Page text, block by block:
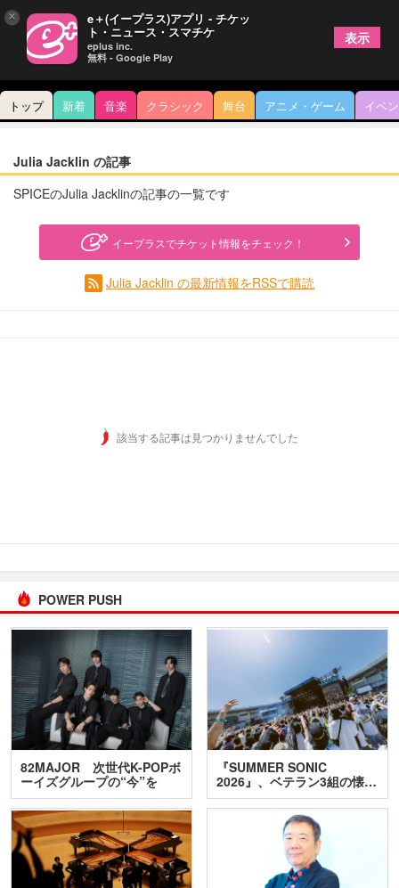
トップ 新着 音楽 クラシック 舞台 アニメ・ゲーム イベ
Julia Jacklin の記事
SPICEのJulia Jacklinの記事の一覧です
イープラスでチケット情報をチェック！
Julia Jacklin の最新情報をRSSで購読
該当する記事は見つかりませんでした
POWER PUSH
82MAJOR 次世代K-POPボ
ーイズグループの“今”を
訊…
『SUMMER SONIC
2026』、ベテラン3組の懐…
× e＋(イープラス)アプリ - チケッ
ト・ニュース・スマチケ
eplus inc.
無料 - Google Play
表示